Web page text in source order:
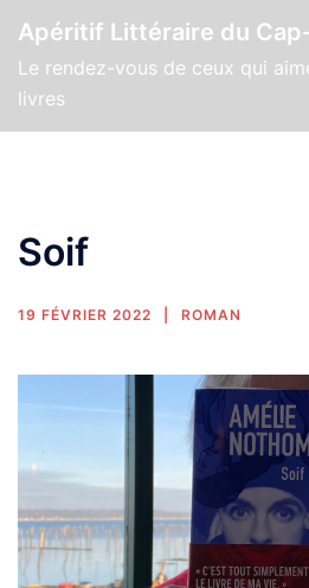
Apéritif Littéraire du
Le rendez-vous de ceux qui
livres
Soif
19 FÉVRIER 2022 ROMAN